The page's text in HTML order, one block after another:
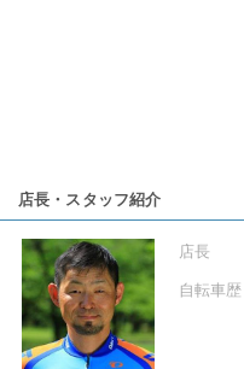
店長・スタッフ紹介
店長
自転車歴